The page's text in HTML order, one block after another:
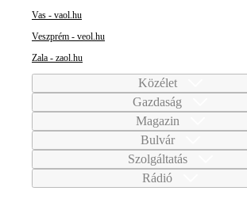
Vas - vaol.hu
Veszprém - veol.hu
Zala - zaol.hu
Közélet
Gazdaság
Magazin
Bulvár
Szolgáltatás
Rádió